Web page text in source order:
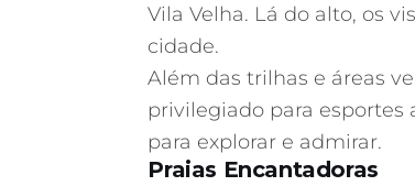
Vila Velha. Lá do alto, os
cidade.
Além das trilhas e áreas
privilegiado para esportes
para explorar e admirar.
Praias Encantadoras